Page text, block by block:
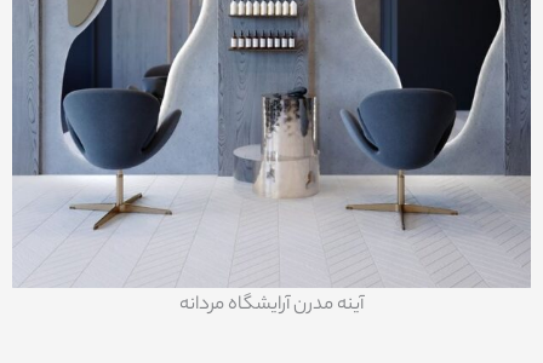
آینه مدرن آرایشگاه مردانه